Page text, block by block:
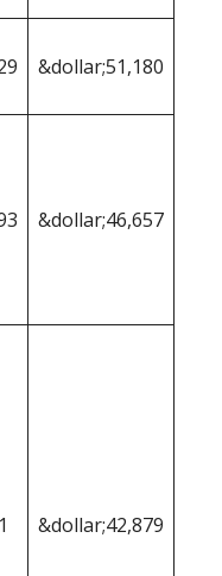
&dollar;51,180
&dollar;46,657
&dollar;42,879